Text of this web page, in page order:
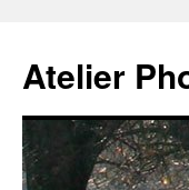
Atelier